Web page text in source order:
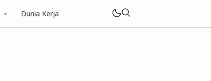
Dunia Kerja